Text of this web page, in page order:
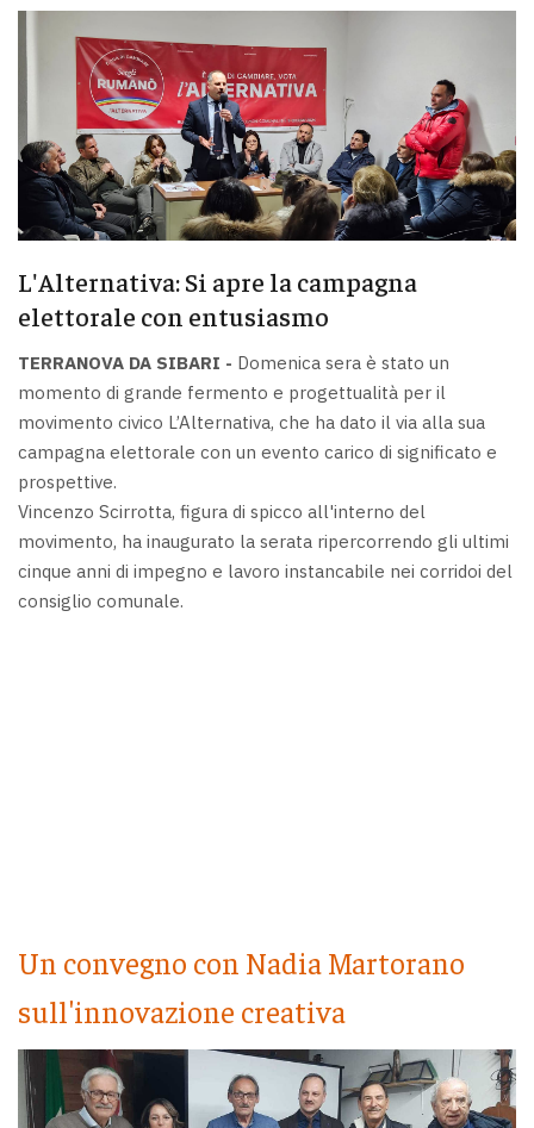
L'Alternativa: Si apre la campagna
elettorale con entusiasmo
TERRANOVA DA SIBARI - Domenica sera è stato un
momento di grande fermento e progettualità per il
movimento civico L’Alternativa, che ha dato il via alla sua
campagna elettorale con un evento carico di significato e
prospettive.
Vincenzo Scirrotta, figura di spicco all'interno del
movimento, ha inaugurato la serata ripercorrendo gli ultimi
cinque anni di impegno e lavoro instancabile nei corridoi del
consiglio comunale.
Un convegno con Nadia Martorano
sull'innovazione creativa